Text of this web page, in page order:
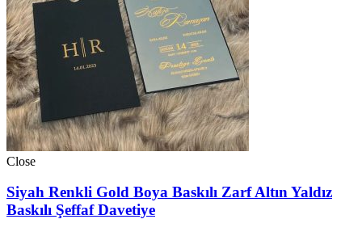
Close
Siyah Renkli Gold Boya Baskılı Zarf Altın Yaldız
Baskılı Şeffaf Davetiye